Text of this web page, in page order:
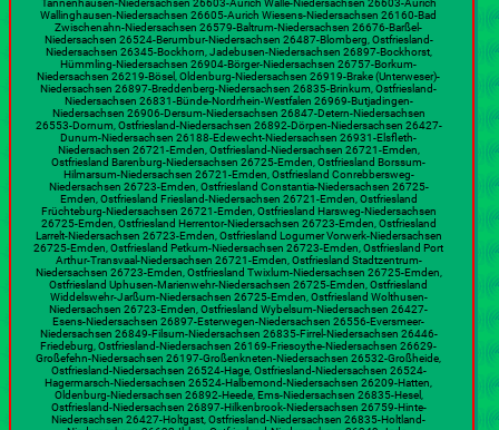
Tannenhausen-Niedersachsen 26603-Aurich Walle-Niedersachsen 26603-Aurich
Wallinghausen-Niedersachsen 26605-Aurich Wiesens-Niedersachsen 26160-Bad
Zwischenahn-Niedersachsen 26579-Baltrum-Niedersachsen 26676-Barßel-
Niedersachsen 26524-Berumbur-Niedersachsen 26487-Blomberg, Ostfriesland-
Niedersachsen 26345-Bockhorn, Jadebusen-Niedersachsen 26897-Bockhorst,
Hümmling-Niedersachsen 26904-Börger-Niedersachsen 26757-Borkum-
Niedersachsen 26219-Bösel, Oldenburg-Niedersachsen 26919-Brake (Unterweser)-
Niedersachsen 26897-Breddenberg-Niedersachsen 26835-Brinkum, Ostfriesland-
Niedersachsen 26831-Bünde-Nordrhein-Westfalen 26969-Butjadingen-
Niedersachsen 26906-Dersum-Niedersachsen 26847-Detern-Niedersachsen
26553-Dornum, Ostfriesland-Niedersachsen 26892-Dörpen-Niedersachsen 26427-
Dunum-Niedersachsen 26188-Edewecht-Niedersachsen 26931-Elsfleth-
Niedersachsen 26721-Emden, Ostfriesland-Niedersachsen 26721-Emden,
Ostfriesland Barenburg-Niedersachsen 26725-Emden, Ostfriesland Borssum-
Hilmarsum-Niedersachsen 26721-Emden, Ostfriesland Conrebbersweg-
Niedersachsen 26723-Emden, Ostfriesland Constantia-Niedersachsen 26725-
Emden, Ostfriesland Friesland-Niedersachsen 26721-Emden, Ostfriesland
Früchteburg-Niedersachsen 26721-Emden, Ostfriesland Harsweg-Niedersachsen
26725-Emden, Ostfriesland Herrentor-Niedersachsen 26723-Emden, Ostfriesland
Larrelt-Niedersachsen 26723-Emden, Ostfriesland Logumer Vorwerk-Niedersachsen
26725-Emden, Ostfriesland Petkum-Niedersachsen 26723-Emden, Ostfriesland Port
Arthur-Transvaal-Niedersachsen 26721-Emden, Ostfriesland Stadtzentrum-
Niedersachsen 26723-Emden, Ostfriesland Twixlum-Niedersachsen 26725-Emden,
Ostfriesland Uphusen-Marienwehr-Niedersachsen 26725-Emden, Ostfriesland
Widdelswehr-Jarßum-Niedersachsen 26725-Emden, Ostfriesland Wolthusen-
Niedersachsen 26723-Emden, Ostfriesland Wybelsum-Niedersachsen 26427-
Esens-Niedersachsen 26897-Esterwegen-Niedersachsen 26556-Eversmeer-
Niedersachsen 26849-Filsum-Niedersachsen 26835-Firrel-Niedersachsen 26446-
Friedeburg, Ostfriesland-Niedersachsen 26169-Friesoythe-Niedersachsen 26629-
Großefehn-Niedersachsen 26197-Großenkneten-Niedersachsen 26532-Großheide,
Ostfriesland-Niedersachsen 26524-Hage, Ostfriesland-Niedersachsen 26524-
Hagermarsch-Niedersachsen 26524-Halbemond-Niedersachsen 26209-Hatten,
Oldenburg-Niedersachsen 26892-Heede, Ems-Niedersachsen 26835-Hesel,
Ostfriesland-Niedersachsen 26897-Hilkenbrook-Niedersachsen 26759-Hinte-
Niedersachsen 26427-Holtgast, Ostfriesland-Niedersachsen 26835-Holtland-